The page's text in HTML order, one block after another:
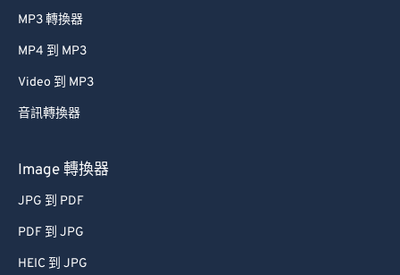
MP3 轉換器
MP4 到 MP3
Video 到 MP3
音訊轉換器
Image 轉換器
JPG 到 PDF
PDF 到 JPG
HEIC 到 JPG